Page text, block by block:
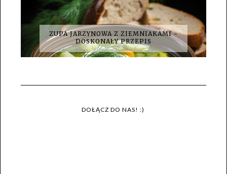
ZUPA JARZYNOWA Z ZIEMNIAKAMI -
DOSKONAŁY PRZEPIS
DOŁĄCZ DO NAS! :)